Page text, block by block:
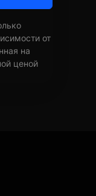
от
на
ценой